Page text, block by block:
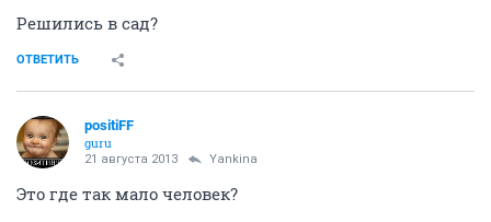
Решились в сад?
ОТВЕТИТЬ
positiFF
guru
21 августа 2013 Yankina
Это где так мало человек?